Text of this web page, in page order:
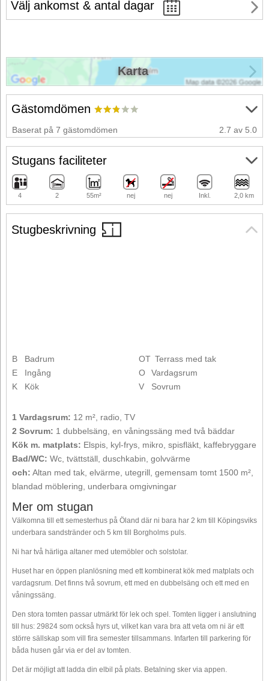
Välj ankomst & antal dagar
Stugbeskrivning
B
Badrum
E
Ingång
K
Kök
OT Terrass med tak
O
Vardagsrum
V
Sovrum
1 Vardagsrum: 12 m², radio, TV
2 Sovrum: 1 dubbelsäng, en våningssäng med två bäddar
Kök m. matplats: Elspis, kyl-frys, mikro, spisfläkt, kaffebryggare
Bad/WC: Wc, tvättställ, duschkabin, golvvärme
och: Altan med tak, elvärme, utegrill, gemensam tomt 1500 m²,
blandad möblering, underbara omgivningar
Mer om stugan
Välkomna till ett semesterhus på Öland där ni bara har 2 km till Köpingsviks
underbara sandstränder och 5 km till Borgholms puls.
Ni har två härliga altaner med utemöbler och solstolar.
Huset har en öppen planlösning med ett kombinerat kök med matplats och
vardagsrum. Det finns två sovrum, ett med en dubbelsäng och ett med en
våningssäng.
Den stora tomten passar utmärkt för lek och spel. Tomten ligger i anslutning
till hus: 29824 som också hyrs ut, vilket kan vara bra att veta om ni är ett
större sällskap som vill fira semester tillsammans. Infarten till parkering för
båda husen går via er del av tomten.
Det är möjligt att ladda din elbil på plats. Betalning sker via appen.
Gästomdömen
Baserat på 7 gästomdömen 2.7 av 5.0
Stugans faciliteter
4 2 55m² nej nej Inkl. 2,0 km
Karta